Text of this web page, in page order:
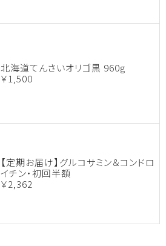
北海道てんさいオリゴ黒 960g
￥1,500
【定期お届け】グルコサミン＆コンドロ
イチン・初回半額
￥2,362